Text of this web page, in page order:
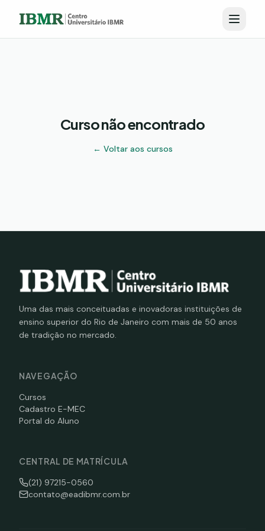
Curso não encontrado
← Voltar aos cursos
Uma das mais conceituadas e inovadoras instituições de
ensino superior do Rio de Janeiro com mais de 50 anos
de tradição no mercado.
NAVEGAÇÃO
Cursos
Cadastro E-MEC
Portal do Aluno
CENTRAL DE MATRÍCULA
(21) 97215-0560
contato@eadibmr.com.br